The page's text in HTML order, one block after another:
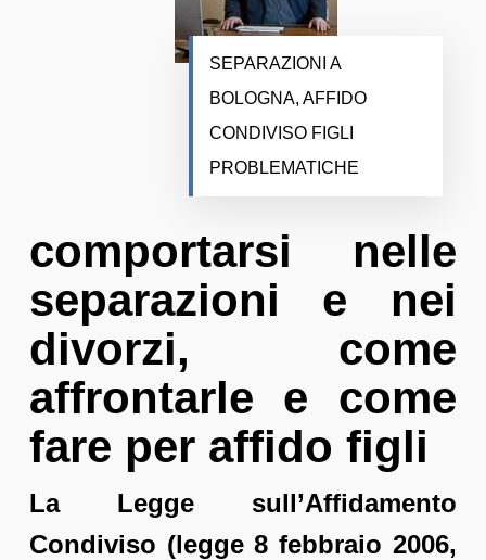
SEPARAZIONI A
BOLOGNA, AFFIDO
CONDIVISO FIGLI
PROBLEMATICHE
comportarsi nelle
separazioni e nei
divorzi, come
affrontarle e come
fare per affido figli
La Legge sull’Affidamento
Condiviso (legge 8 febbraio 2006,